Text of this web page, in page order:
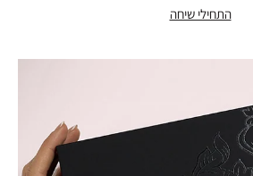
התחילי שיחה